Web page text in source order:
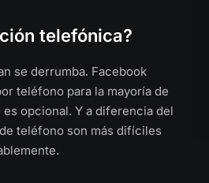
telefónica?
se derrumba. Facebook
teléfono para la mayoría de
opcional. Y a diferencia del
teléfono son más difíciles